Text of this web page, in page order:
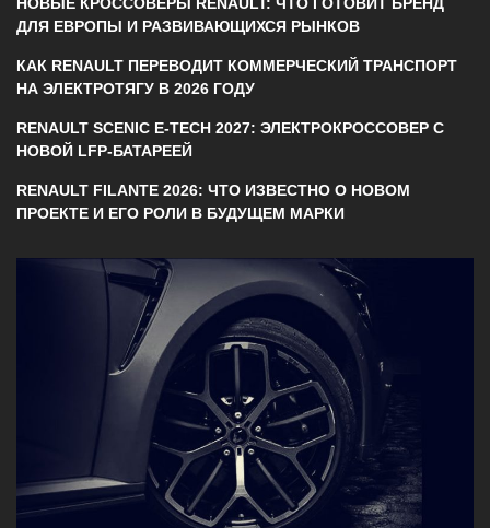
ДЛЯ ЕВРОПЫ И РАЗВИВАЮЩИХСЯ РЫНКОВ
КАК RENAULT ПЕРЕВОДИТ КОММЕРЧЕСКИЙ ТРАНСПОРТ
НА ЭЛЕКТРОТЯГУ В 2026 ГОДУ
RENAULT SCENIC E-TECH 2027: ЭЛЕКТРОКРОССОВЕР С
НОВОЙ LFP-БАТАРЕЕЙ
RENAULT FILANTE 2026: ЧТО ИЗВЕСТНО О НОВОМ
ПРОЕКТЕ И ЕГО РОЛИ В БУДУЩЕМ МАРКИ